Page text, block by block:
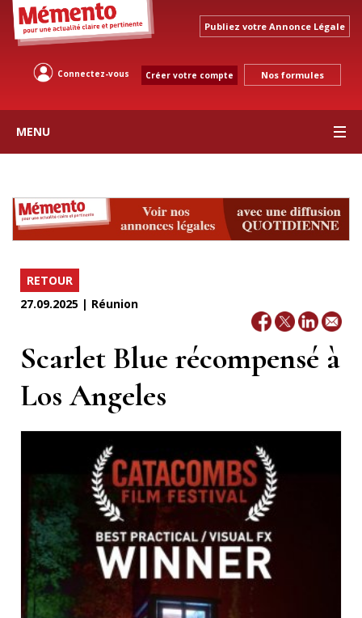
Publiez votre Annonce Légale
Connectez-vous Créer votre compte Nos formules
MENU
RETOUR
27.09.2025 | Réunion
Scarlet Blue récompensé à
Los Angeles